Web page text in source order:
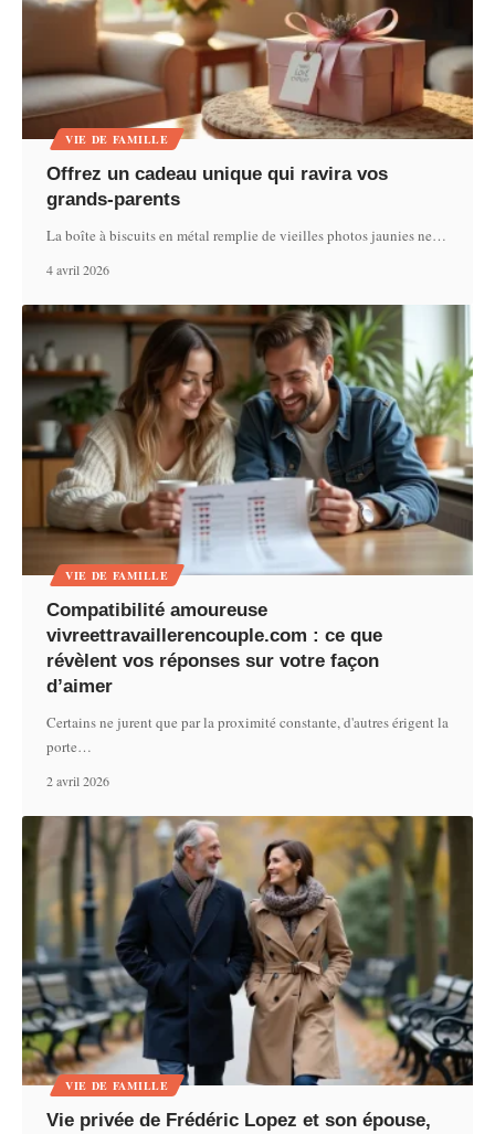
VIE DE FAMILLE
Offrez un cadeau unique qui ravira vos
grands-parents
La boîte à biscuits en métal remplie de vieilles photos jaunies ne…
4 avril 2026
VIE DE FAMILLE
Compatibilité amoureuse
vivreettravaillerencouple.com : ce que
révèlent vos réponses sur votre façon
d’aimer
Certains ne jurent que par la proximité constante, d'autres érigent la
porte…
2 avril 2026
VIE DE FAMILLE
Vie privée de Frédéric Lopez et son épouse,